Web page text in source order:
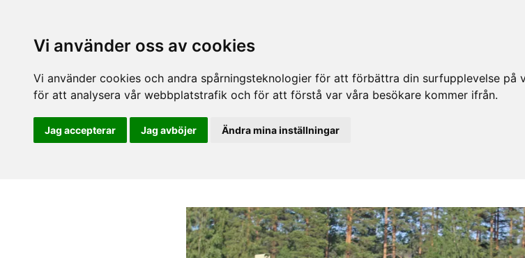
Vi använder oss av cookies
Vi använder cookies och andra spårningsteknologier för att förbättra din surfupplevelse
för att analysera vår webbplatstrafik och för att förstå var våra besökare kommer ifrån.
Jag accepterar Jag avböjer Ändra mina inställningar